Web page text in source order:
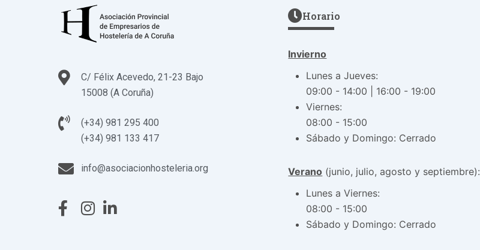
C/ Félix Acevedo, 21-23 Bajo
15008 (A Coruña)
(+34) 981 295 400
(+34) 981 133 417
info@asociacionhosteleria.org
Horario
Invierno
Lunes a Jueves:
09:00 - 14:00 | 16:00 - 19:00
Viernes:
08:00 - 15:00
Sábado y Domingo: Cerrado
Verano (junio, julio, agosto y septiembre):
Lunes a Viernes:
08:00 - 15:00
Sábado y Domingo: Cerrado